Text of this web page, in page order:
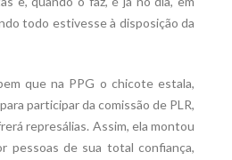
todo estivesse à disposição da
que na PPG o chicote estala,
participar da comissão de PLR,
represálias. Assim, ela montou
pessoas de sua total confiança,